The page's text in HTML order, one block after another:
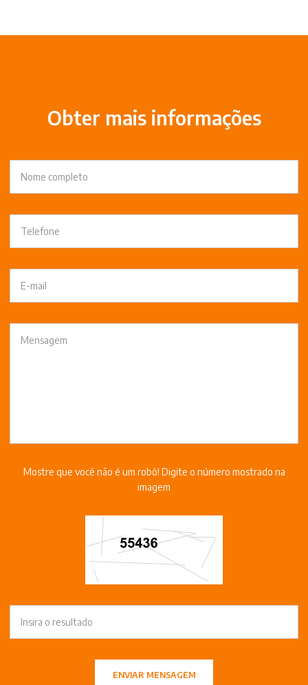
Obter mais informações
Mostre que você não é um robô! Digite o número mostrado na
imagem
ENVIAR MENSAGEM